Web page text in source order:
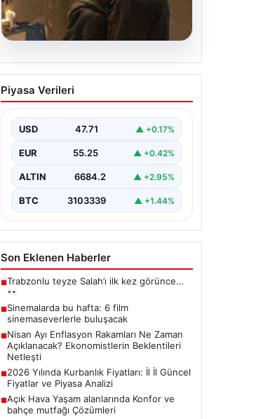
06.08.2026
Sinemalarda bu hafta: 6
film sinemaseverlerle
Piyasa Verileri
USD 47.71 ▲ +0.17%
EUR 55.25 ▲ +0.42%
ALTIN 6684.2 ▲ +2.95%
BTC 3103339 ▲ +1.44%
Son Eklenen Haberler
■Trabzonlu teyze Salah’ı ilk kez görünce…
■Sinemalarda bu hafta: 6 film
sinemaseverlerle buluşacak
■Nisan Ayı Enflasyon Rakamları Ne Zaman
Açıklanacak? Ekonomistlerin Beklentileri
Netleşti
■2026 Yılında Kurbanlık Fiyatları: İl İl Güncel
Fiyatlar ve Piyasa Analizi
■Açık Hava Yaşam alanlarında Konfor ve
bahçe mutfağı Çözümleri